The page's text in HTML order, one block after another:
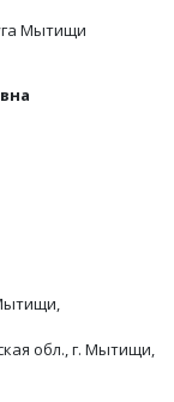
Мытищи
обл., г. Мытищи,